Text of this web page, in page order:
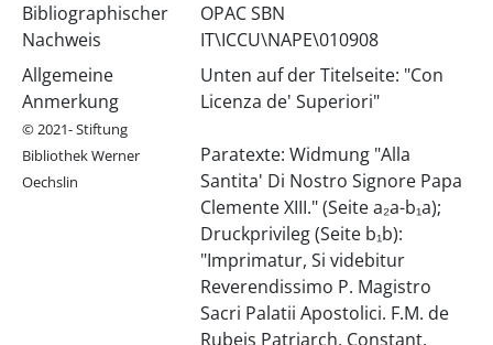
Bibliographischer
Nachweis
OPAC SBN
IT\ICCU\NAPE\010908
Allgemeine
Anmerkung
© 2021- Stiftung
Bibliothek Werner
Oechslin
Unten auf der Titelseite: "Con
Licenza de' Superiori"
Paratexte: Widmung "Alla
Santita' Di Nostro Signore Papa
Clemente XIII." (Seite a₂a-b₁a);
Druckprivileg (Seite b₁b):
"Imprimatur, Si videbitur
Reverendissimo P. Magistro
Sacri Palatii Apostolici. F.M. de
Rubeis Patriarch. Constant.